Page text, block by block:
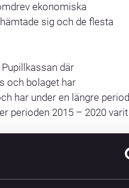
ekonomiska
sig och de flesta
där
och bolaget har
har under en längre period
perioden 2015 – 2020 varit